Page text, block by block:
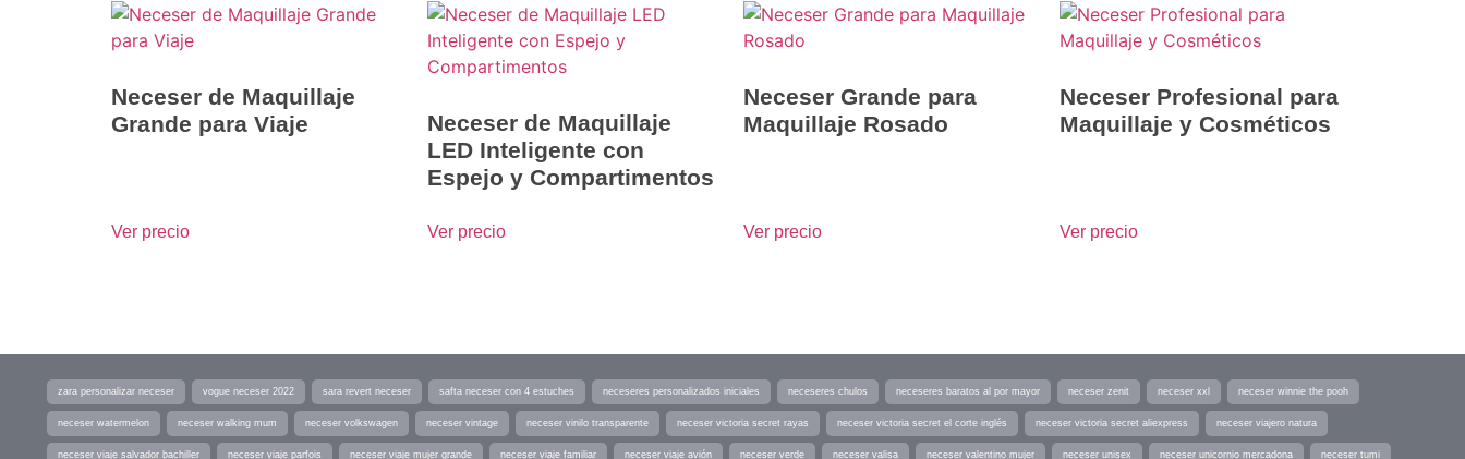
Neceser de Maquillaje
Grande para Viaje
Ver precio
Neceser de Maquillaje
LED Inteligente con
Espejo y Compartimentos
Ver precio
Neceser Grande para
Maquillaje Rosado
Ver precio
Neceser Profesional para
Maquillaje y Cosméticos
Ver precio
zara personalizar neceser vogue neceser 2022 sara revert neceser safta neceser con 4 estuches neceseres personalizados iniciales neceseres chulos neceseres baratos al por mayor neceser zenit neceser xxl neceser winnie the pooh
neceser watermelon neceser walking mum neceser volkswagen neceser vintage neceser vinilo transparente neceser victoria secret rayas neceser victoria secret el corte inglés neceser victoria secret aliexpress neceser viajero natura
neceser viaje salvador bachiller neceser viaje parfois neceser viaje mujer grande neceser viaje familiar neceser viaje avión neceser verde neceser valisa neceser valentino mujer neceser unisex neceser unicornio mercadona neceser tumi